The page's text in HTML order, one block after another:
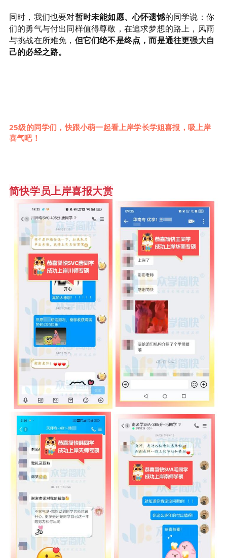
同时，我们也要对暂时未能如愿、心怀遗憾的同学说：你
们的勇气与付出同样值得尊敬，在追求梦想的路上，风雨
与挑战在所难免， 但它们绝不是终点，而是通往更强大自
己的必经之路。
25级的同学们，快跟小萌一起看上岸学长学姐喜报，吸上岸
喜气吧！
简快学员上岸喜报大赏